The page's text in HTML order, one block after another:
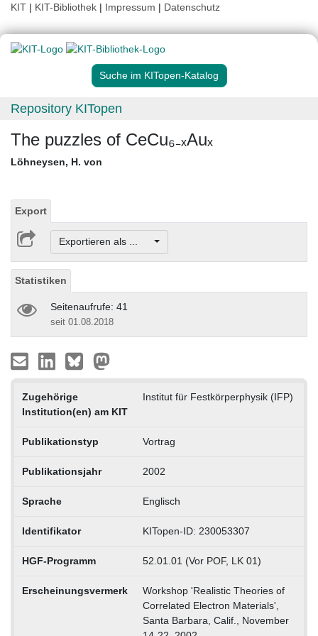
KIT | KIT-Bibliothek | Impressum | Datenschutz
Suche im KITopen-Katalog
Repository KITopen
The puzzles of CeCu₆₋ₓAuₓ
Löhneysen, H. von
Export
Exportieren als ...
Statistiken
Seitenaufrufe: 41
seit 01.08.2018
Zugehörige
Institution(en) am KIT
Institut für Festkörperphysik (IFP)
Publikationstyp Vortrag
Publikationsjahr 2002
Sprache Englisch
Identifikator KITopen-ID: 230053307
HGF-Programm 52.01.01 (Vor POF, LK 01)
Erscheinungsvermerk
Workshop 'Realistic Theories of
Correlated Electron Materials',
Santa Barbara, Calif., November